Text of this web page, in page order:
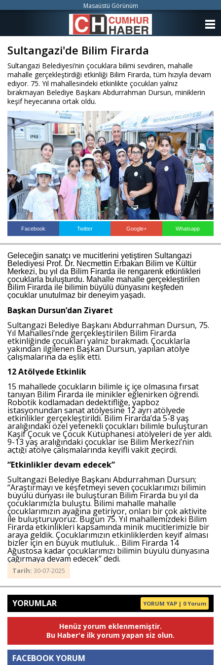
Sultangazi'de Bilim Firarda
Sultangazi Belediyesi’nin çocuklara bilimi sevdiren, mahalle
mahalle gerçekleştirdiği etkinliği Bilim Firarda, tüm hızıyla devam
ediyor. 75. Yıl mahallesindeki etkinlikte çocukları yalnız
bırakmayan Belediye Başkanı Abdurrahman Dursun, miniklerin
keşif heyecanına ortak oldu.
Facebook Twitter Google+ Whatsapp
Geleceğin sanatçı ve mucitlerini yetiştiren Sultangazi
Belediyesi Prof. Dr. Necmettin Erbakan Bilim ve Kültür
Merkezi, bu yıl da Bilim Firarda ile rengarenk etkinlikleri
çocuklarla buluşturdu. Mahalle mahalle gerçekleştirilen
Bilim Firarda ile bilimin büyülü dünyasını keşfeden
çocuklar unutulmaz bir deneyim yaşadı.
Başkan Dursun’dan Ziyaret
Sultangazi Belediye Başkanı Abdurrahman Dursun, 75.
Yıl Mahallesi’nde gerçekleştirilen Bilim Firarda
etkinliğinde çocukları yalnız bırakmadı. Çocuklarla
yakından ilgilenen Başkan Dursun, yapılan atölye
çalışmalarına da eşlik etti.
12 Atölyede Etkinlik
15 mahallede çocukların bilimle iç içe olmasına fırsat
tanıyan Bilim Firarda ile minikler eğlenirken öğrendi.
Robotik kodlamadan dedektifliğe, yapboz
istasyonundan sanat atölyesine 12 ayrı atölyede
etkinlikler gerçekleştirildi. Bilim Firarda’da 5-8 yaş
aralığındaki özel yetenekli çocukları bilimle buluşturan
Kaşif Çocuk ve Çocuk Kütüphanesi atölyeleri de yer aldı.
9-13 yaş aralığındaki çocuklar ise Bilim Merkezi’nin
açtığı atölye çalışmalarında keyifli vakit geçirdi.
“Etkinlikler devam edecek”
Sultangazi Belediye Başkanı Abdurrahman Dursun;
“Araştırmayı ve keşfetmeyi seven çocuklarımızı bilimin
büyülü dünyası ile buluşturan Bilim Firarda bu yıl da
çocuklarımızla buluştu. Bilimi mahalle mahalle
çocuklarımızın ayağına getiriyor, onları bir çok aktivite
ile buluşturuyoruz. Bugün 75. Yıl mahallemizdeki Bilim
Firarda etkinlikleri kapsamında minik mucitlerimizle bir
araya geldik. Çocuklarımızın etkinliklerden keyif alması
bizler için en büyük mutluluk… Bilim Firarda 14
Ağustosa kadar çocuklarımızı bilimin büyülü dünyasına
çağırmaya devam edecek” dedi.
Tarih: 30-07-2025
YORUMLAR YORUM YAP | 0 Yorum
Henüz yorum eklenmemiştir.
Bu Haber'e ilk yorum yapan siz olun.
FACEBOOK YORUM
Masaüstü Görünüm
YAZARLAR
ANKETLER
FOTO GALERİ
VİDEO GALERİ
KÜNYE
İLETİŞİM
Haberin Doğru Adresi.